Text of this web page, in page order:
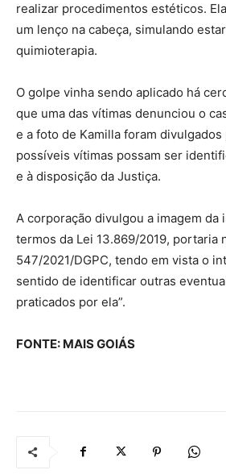
realizar procedimentos estéticos.
um lenço na cabeça, simulando
quimioterapia.
O golpe vinha sendo aplicado há
que uma das vítimas denunciou o
e a foto de Kamilla foram divulgados
possíveis vítimas possam ser
e à disposição da Justiça.
A corporação divulgou a imagem da
termos da Lei 13.869/2019, portaria
547/2021/DGPC, tendo em vista o
sentido de identificar outras
praticados por ela”.
FONTE: MAIS GOIÁS